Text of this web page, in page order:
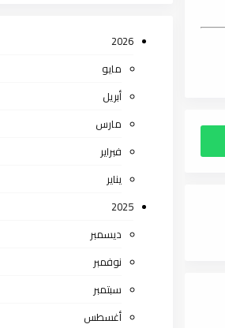
2026
مايو
أبريل
مارس
فبراير
يناير
2025
ديسمبر
نوفمبر
سبتمبر
أغسطس